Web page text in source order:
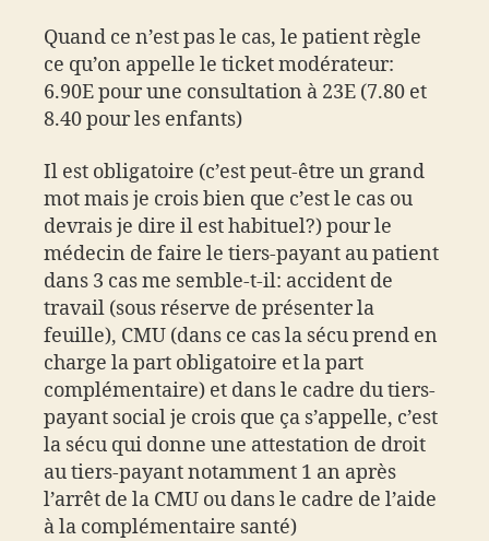
Quand ce n’est pas le cas, le patient règle
ce qu’on appelle le ticket modérateur:
6.90E pour une consultation à 23E (7.80 et
8.40 pour les enfants)
Il est obligatoire (c’est peut-être un grand
mot mais je crois bien que c’est le cas ou
devrais je dire il est habituel?) pour le
médecin de faire le tiers-payant au patient
dans 3 cas me semble-t-il: accident de
travail (sous réserve de présenter la
feuille), CMU (dans ce cas la sécu prend en
charge la part obligatoire et la part
complémentaire) et dans le cadre du tiers-
payant social je crois que ça s’appelle, c’est
la sécu qui donne une attestation de droit
au tiers-payant notamment 1 an après
l’arrêt de la CMU ou dans le cadre de l’aide
à la complémentaire santé)